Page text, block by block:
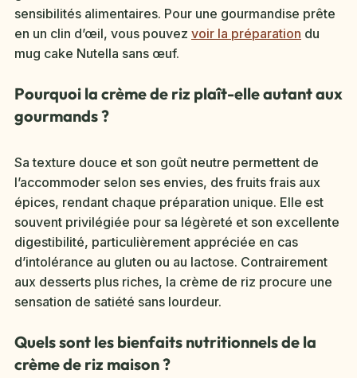
sensibilités alimentaires. Pour une gourmandise prête
en un clin d’œil, vous pouvez voir la préparation du
mug cake Nutella sans œuf.
Pourquoi la crème de riz plaît-elle autant aux
gourmands ?
Sa texture douce et son goût neutre permettent de
l’accommoder selon ses envies, des fruits frais aux
épices, rendant chaque préparation unique. Elle est
souvent privilégiée pour sa légèreté et son excellente
digestibilité, particulièrement appréciée en cas
d’intolérance au gluten ou au lactose. Contrairement
aux desserts plus riches, la crème de riz procure une
sensation de satiété sans lourdeur.
Quels sont les bienfaits nutritionnels de la
crème de riz maison ?